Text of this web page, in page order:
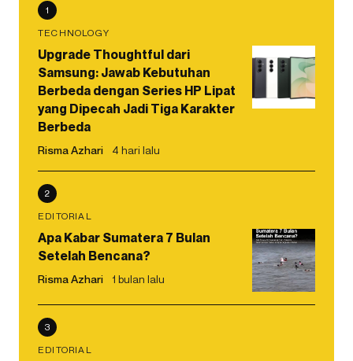
1
TECHNOLOGY
Upgrade Thoughtful dari
Samsung: Jawab Kebutuhan
Berbeda dengan Series HP Lipat
yang Dipecah Jadi Tiga Karakter
Berbeda
Risma Azhari 4 hari lalu
2
EDITORIAL
Apa Kabar Sumatera 7 Bulan
Setelah Bencana?
Risma Azhari 1 bulan lalu
3
EDITORIAL